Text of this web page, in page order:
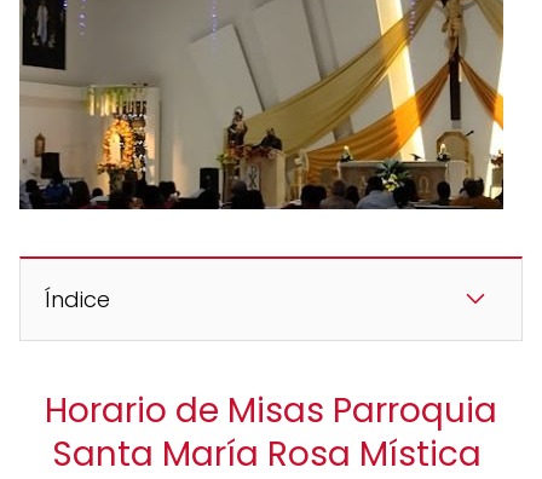
Índice
Horario de Misas Parroquia
Santa María Rosa Mística